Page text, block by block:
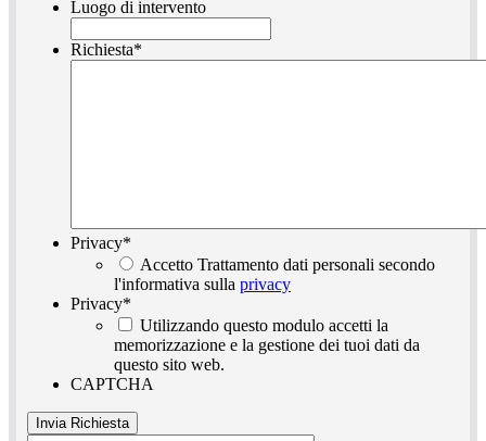
Luogo di intervento
Richiesta*
Privacy*
Accetto Trattamento dati personali secondo
l'informativa sulla privacy
Privacy*
Utilizzando questo modulo accetti la
memorizzazione e la gestione dei tuoi dati da
questo sito web.
CAPTCHA